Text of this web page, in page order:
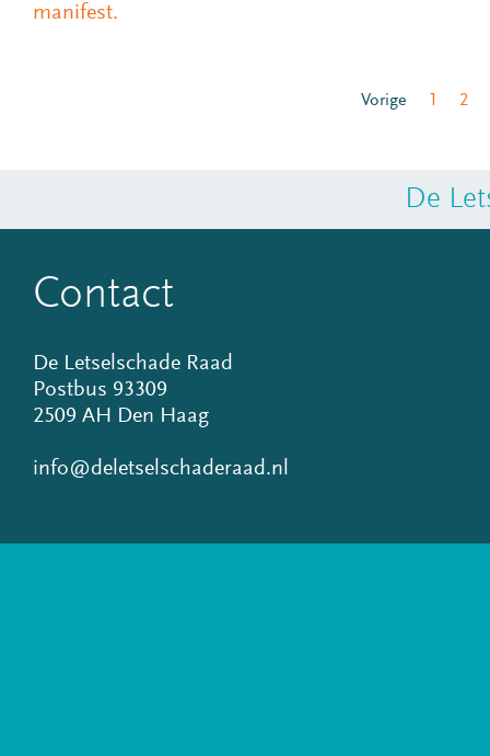
manifest.
Vorige 1 2
De
Contact
De Letselschade Raad
Postbus 93309
2509 AH Den Haag
info@deletselschaderaad.nl